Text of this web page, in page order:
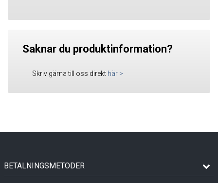
Saknar du produktinformation?
Skriv gärna till oss direkt här >
BETALNINGSMETODER